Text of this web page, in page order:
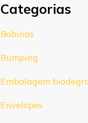
Categorias
Bobinas
Bumping
Embalagem
Envelopes